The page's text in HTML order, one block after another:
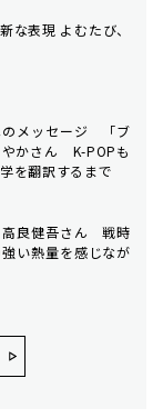
表現 よむたび、
のメッセージ 「ブ
やかさん K-POPも
を翻訳するまで
高良健吾さん 戦時
い熱量を感じなが